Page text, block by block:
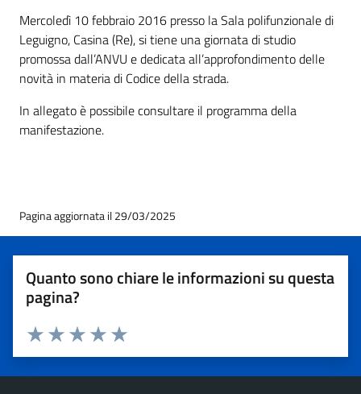
Mercoledì 10 febbraio 2016 presso la Sala polifunzionale di
Leguigno, Casina (Re), si tiene una giornata di studio
promossa dall’ANVU e dedicata all’approfondimento delle
novità in materia di Codice della strada.
In allegato è possibile consultare il programma della
manifestazione.
Pagina aggiornata il 29/03/2025
Quanto sono chiare le informazioni su questa
pagina?
Valuta 5 stelle su 5
Valuta 4 stelle su 5
Valuta 3 stelle su 5
Valuta 2 stelle su 5
Valuta 1 stelle su 5